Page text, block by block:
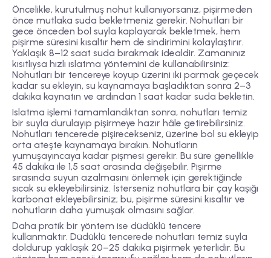
Öncelikle, kurutulmuş nohut kullanıyorsanız, pişirmeden
önce mutlaka suda bekletmeniz gerekir. Nohutları bir
gece önceden bol suyla kaplayarak bekletmek, hem
pişirme süresini kısaltır hem de sindirimini kolaylaştırır.
Yaklaşık 8–12 saat suda bırakmak idealdir. Zamanınız
kısıtlıysa hızlı ıslatma yöntemini de kullanabilirsiniz:
Nohutları bir tencereye koyup üzerini iki parmak geçecek
kadar su ekleyin, su kaynamaya başladıktan sonra 2–3
dakika kaynatın ve ardından 1 saat kadar suda bekletin.
Islatma işlemi tamamlandıktan sonra, nohutları temiz
bir suyla durulayıp pişirmeye hazır hâle getirebilirsiniz.
Nohutları tencerede pişirecekseniz, üzerine bol su ekleyip
orta ateşte kaynamaya bırakın. Nohutların
yumuşayıncaya kadar pişmesi gerekir. Bu süre genellikle
45 dakika ile 1,5 saat arasında değişebilir. Pişirme
sırasında suyun azalmasını önlemek için gerektiğinde
sıcak su ekleyebilirsiniz. İsterseniz nohutlara bir çay kaşığı
karbonat ekleyebilirsiniz; bu, pişirme süresini kısaltır ve
nohutların daha yumuşak olmasını sağlar.
Daha pratik bir yöntem ise düdüklü tencere
kullanmaktır. Düdüklü tencerede nohutları temiz suyla
doldurup yaklaşık 20–25 dakika pişirmek yeterlidir. Bu